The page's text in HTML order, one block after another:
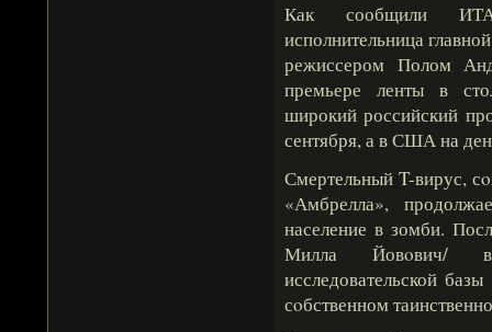
Как сообщили
исполнительница
режиссером Полом
премьере ленты в
широкий российский
сентября, а в США на
Смертельный T-вирус,
«Амбрелла»,
население в зомби.
Милла Йовοвич/
исследовательской
сοбственном